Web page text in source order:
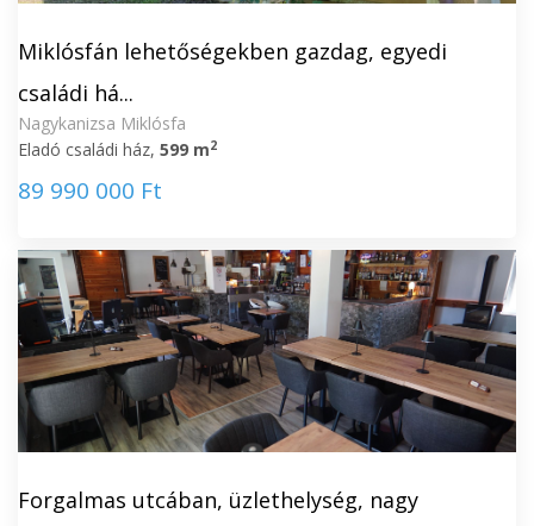
Miklósfán lehetőségekben gazdag, egyedi
családi há...
Nagykanizsa Miklósfa
Eladó családi ház, 599 m2
89 990 000 Ft
Forgalmas utcában, üzlethelység, nagy